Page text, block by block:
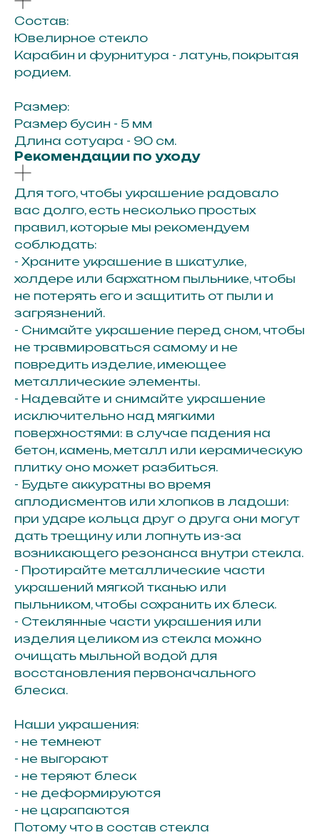
Состав:
Ювелирное стекло
Карабин и фурнитура - латунь, покрытая
родием.
Размер:
Размер бусин - 5 мм
Длина сотуара - 90 см.
Рекомендации по уходу
Для того, чтобы украшение радовало
вас долго, есть несколько простых
правил, которые мы рекомендуем
соблюдать:
- Храните украшение в шкатулке,
холдере или бархатном пыльнике, чтобы
не потерять его и защитить от пыли и
загрязнений.
- Снимайте украшение перед сном, чтобы
не травмироваться самому и не
повредить изделие, имеющее
металлические элементы.
- Надевайте и снимайте украшение
исключительно над мягкими
поверхностями: в случае падения на
бетон, камень, металл или керамическую
плитку оно может разбиться.
- Будьте аккуратны во время
аплодисментов или хлопков в ладоши:
при ударе кольца друг о друга они могут
дать трещину или лопнуть из-за
возникающего резонанса внутри стекла.
- Протирайте металлические части
украшений мягкой тканью или
пыльником, чтобы сохранить их блеск.
- Стеклянные части украшения или
изделия целиком из стекла можно
очищать мыльной водой для
восстановления первоначального
блеска.
Наши украшения:
- не темнеют
- не выгорают
- не теряют блеск
- не деформируются
- не царапаются
Потому что в состав стекла